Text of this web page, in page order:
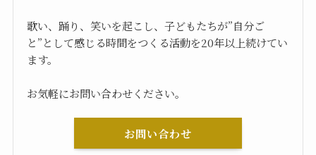
歌い、踊り、笑いを起こし、子どもたちが”自分ご
と”として感じる時間をつくる活動を20年以上続けてい
ます。
お気軽にお問い合わせください。
お問い合わせ